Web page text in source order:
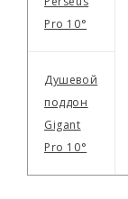
Pro 10°
Душевой
поддон
Gigant
Pro 10°